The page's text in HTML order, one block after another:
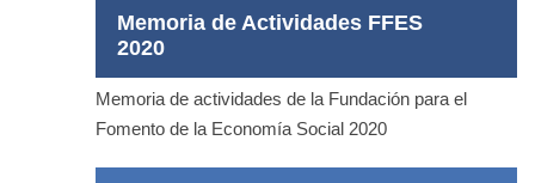
Memoria de Actividades FFES
2020
Memoria de actividades de la Fundación para el
Fomento de la Economía Social 2020